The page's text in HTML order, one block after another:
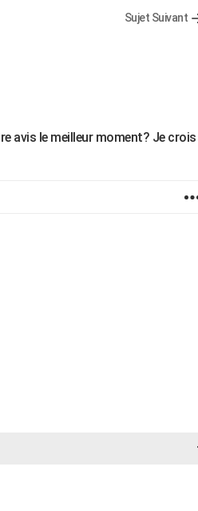
Sujet Suivant
avis le meilleur moment? Je crois